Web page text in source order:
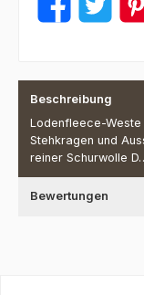
Beschreibung
Lodenfleece-
Stehkragen und
reiner Schurwolle
Bewertungen